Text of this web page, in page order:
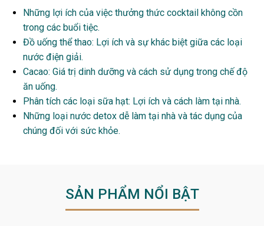
Những lợi ích của việc thưởng thức cocktail không cồn
trong các buổi tiệc.
Đồ uống thể thao: Lợi ích và sự khác biệt giữa các loại
nước điện giải.
Cacao: Giá trị dinh dưỡng và cách sử dụng trong chế độ
ăn uống.
Phân tích các loại sữa hạt: Lợi ích và cách làm tại nhà.
Những loại nước detox dễ làm tại nhà và tác dụng của
chúng đối với sức khỏe.
SẢN PHẨM NỔI BẬT